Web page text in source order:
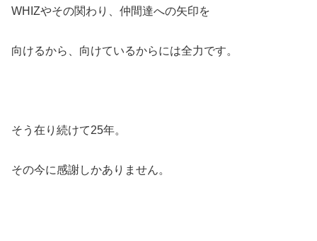
WHIZやその関わり、仲間達への矢印を
向けるから、向けているからには全力です。
そう在り続けて25年。
その今に感謝しかありません。